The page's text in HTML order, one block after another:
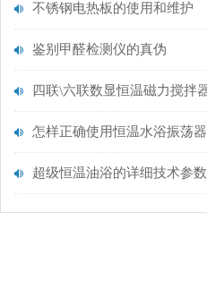
不锈钢电热板的使用和维护
鉴别甲醛检测仪的真伪
怎样正确使用恒温水浴振荡器